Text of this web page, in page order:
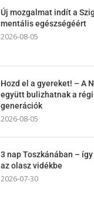
Új mozgalmat indít a
mentális egészségéért
2026-08-05
Hozd el a gyereket! – A
együtt bulizhatnak a
generációk
2026-08-05
3 nap Toszkánában –
az olasz vidékbe
2026-07-30